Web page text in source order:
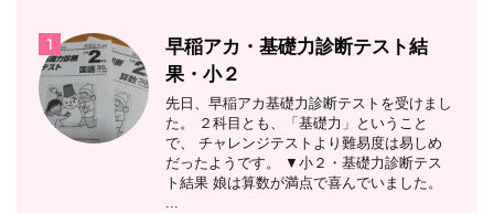
1
早稲アカ・基礎力診断テスト結
果・小２
先日、早稲アカ基礎力診断テストを受けまし
た。 ２科目とも、「基礎力」ということ
で、 チャレンジテストより難易度は易しめ
だったようです。 ▼小２・基礎力診断テス
ト結果 娘は算数が満点で喜んでいました。
...